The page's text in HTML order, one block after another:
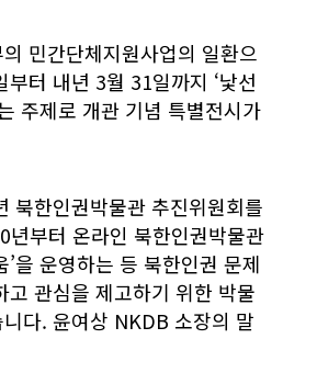
민간단체지원사업의 일환으
터 내년 3월 31일까지 ‘낯선
주제로 개관 기념 특별전시가
북한인권박물관 추진위원회를
년부터 온라인 북한인권박물관
’을 운영하는 등 북한인권 문제
고 관심을 제고하기 위한 박물
다. 윤여상 NKDB 소장의 말